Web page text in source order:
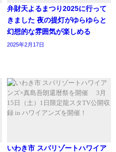
弁財天よるまつり2025に行って
きました 夜の提灯がゆらゆらと
幻想的な雰囲気が楽しめる
2025年2月17日
いわき市 スパリゾートハワイア